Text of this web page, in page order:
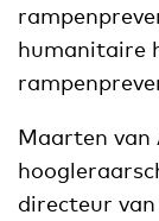
humanitaire
Maarten
directeur